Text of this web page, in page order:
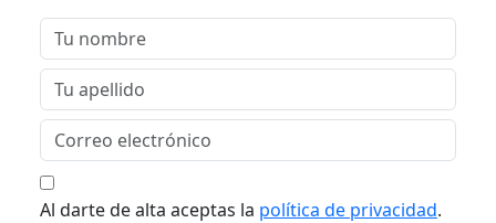
Al darte de alta aceptas la política de privacidad.